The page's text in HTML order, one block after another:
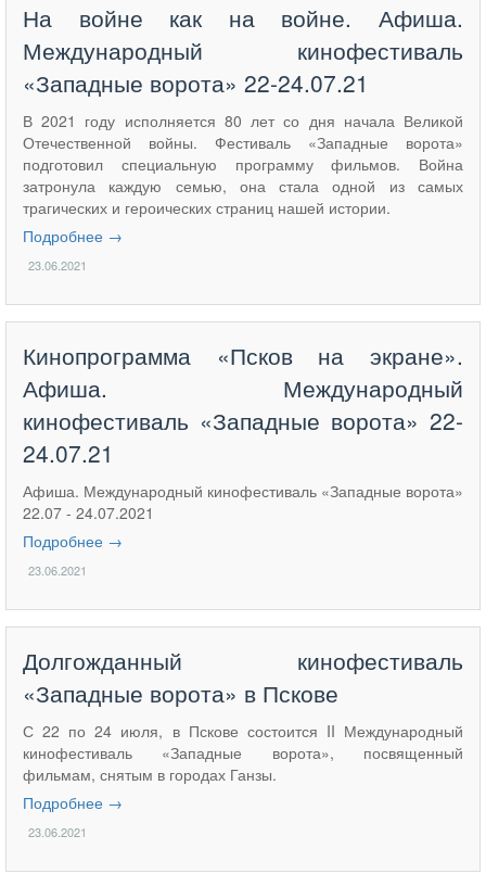
​На войне как на войне. Афиша.
Международный кинофестиваль
«Западные ворота» 22-24.07.21
В 2021 году исполняется 80 лет со дня начала Великой
Отечественной войны. Фестиваль «Западные ворота»
подготовил специальную программу фильмов. Война
затронула каждую семью, она стала одной из самых
трагических и героических страниц нашей истории.
Подробнее →
23.06.2021
Кинопрограмма «Псков на экране».
Афиша. Международный
кинофестиваль «Западные ворота» 22-
24.07.21
Афиша. Международный кинофестиваль «Западные ворота»
22.07 - 24.07.2021
Подробнее →
23.06.2021
Долгожданный кинофестиваль
«Западные ворота» в Пскове
С 22 по 24 июля, в Пскове состоится II Международный
кинофестиваль «Западные ворота», посвященный
фильмам, снятым в городах Ганзы.
Подробнее →
23.06.2021